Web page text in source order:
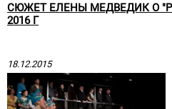
СЮЖЕТ ЕЛЕНЫ МЕДВЕДИК О
2016 Г
18.12.2015